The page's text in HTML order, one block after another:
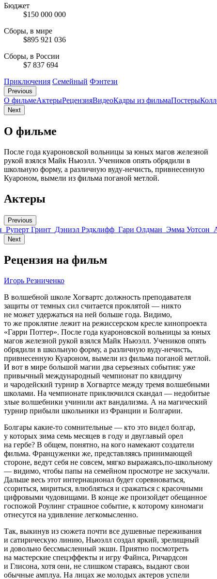
Бюджет
$150 000 000
Сборы, в мире
$895 921 036
Сборы, в России
$7 837 694
Приключения Семейный Фэнтези
Previous
О фильмеАктерыРецензияВидеоКадры из фильмaПостеры
Next
О фильме
После года куароновской вольницы за юных магов железной
рукой взялся Майк Ньюэлл. Учеников опять обрядили в
школьную форму, а различную вуду-нечисть, привнесенную
Куароном, вымели из фильма поганой метлой.
Актеры
Previous
Руперт Гринт Дэниэл Рэдклифф Гари Олдман Эмма Уотсон
Next
Рецензия на фильм
Игорь Резниченко
В волшебной школе Хогвартс должность преподавателя
защиты от темных сил считается проклятой — никто
не может удержаться на ней больше года. Видимо,
то же проклятие лежит на режиссерском кресле кинопроекта
«Гарри Поттер». После года куароновской вольницы за юных
магов железной рукой взялся Майк Ньюэлл. Учеников опять
обрядили в школьную форму, а различную вуду-нечисть,
привнесенную Куароном, вымели из фильма поганой метлой.
И вот в мире большой магии два серьезных события: уже
привычный международный чемпионат по квиддичу
и чародейский турнир в Хогвартсе между тремя волшебными
школами. На чемпионате приключился скандал — недобитые
злые волшебники учинили акт вандализма. А на магический
турнир прибыли школьники из Франции и Болгарии.
Болгары какие-то сомнительные — кто это видел болгар,
у которых зима семь месяцев в году и двуглавый орел
на гербе? В общем, понятно, на кого намекают создатели
фильма. Француженки же, представляясь принимающей
стороне, ведут себя не совсем, мягко выражаясь,по-школьному
— видимо, чтобы папы на семейном просмотре не заскучали.
Дальше весь этот интернационал будет соревноваться,
ссориться, мириться, влюбляться и сражаться с красочными
цифровыми чудовищами. В конце же произойдет обещанное
госпожой Роулинг страшное событие, к которому киномаги
отнесутся на удивление легкомысленно.
Так, выкинув из сюжета почти все душевные переживания
и сатирическую линию, Ньюэлл создал яркий, зрелищный
и довольно бессмысленный экшн. Приятно посмотреть
на мастерские спецэффекты и игру Файнса, Ричардсон
и Глисона, хотя они, не слишком стараясь, выдают свои
обычные амплуа. На лицах же молодых актеров успели